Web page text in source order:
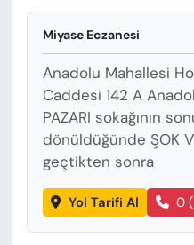
Miyase Eczanesi
Anadolu Mahallesi
Caddesi 142 A
PAZARI sokağının
dönüldüğünde ŞOK
geçtikten sonra
Yol Tarifi Al 0